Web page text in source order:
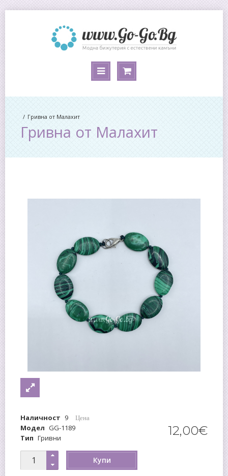
Гривна от Малахит
Гривна от Малахит
Наличност 9
Модел GG-1189
Тип Гривни
Цена
12,00€
Купи